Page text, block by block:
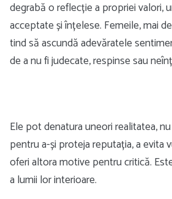
degrabă o reflecție a propriei valori,
acceptate și înțelese. Femeile, mai
tind să ascundă adevăratele
de a nu fi judecate, respinse sau
Ele pot denatura uneori realitatea,
pentru a-și proteja reputația, a evita
oferi altora motive pentru critică.
a lumii lor interioare.